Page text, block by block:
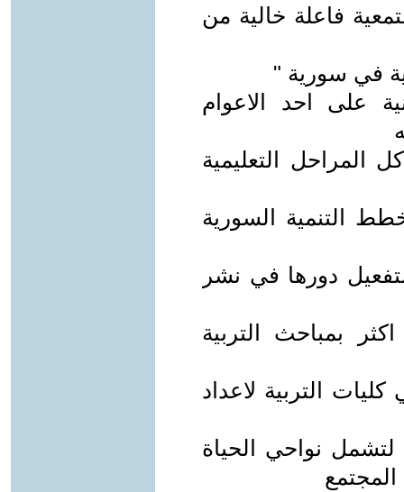
فاعلة خالية من
في سورية "
على احد الاعوام
المراحل التعليمية
التنمية السورية
دورها في نشر
بمباحث التربية
التربية لاعداد
لتشمل نواحي الحياة
المجتمع